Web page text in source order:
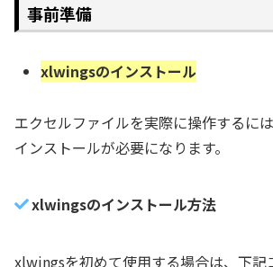
事前準備
xlwingsのインストール
エクセルファイルを実際に操作するに
インストールが必要になります。
xlwingsのインストール方法
xlwingsを初めて使用する場合は、下記